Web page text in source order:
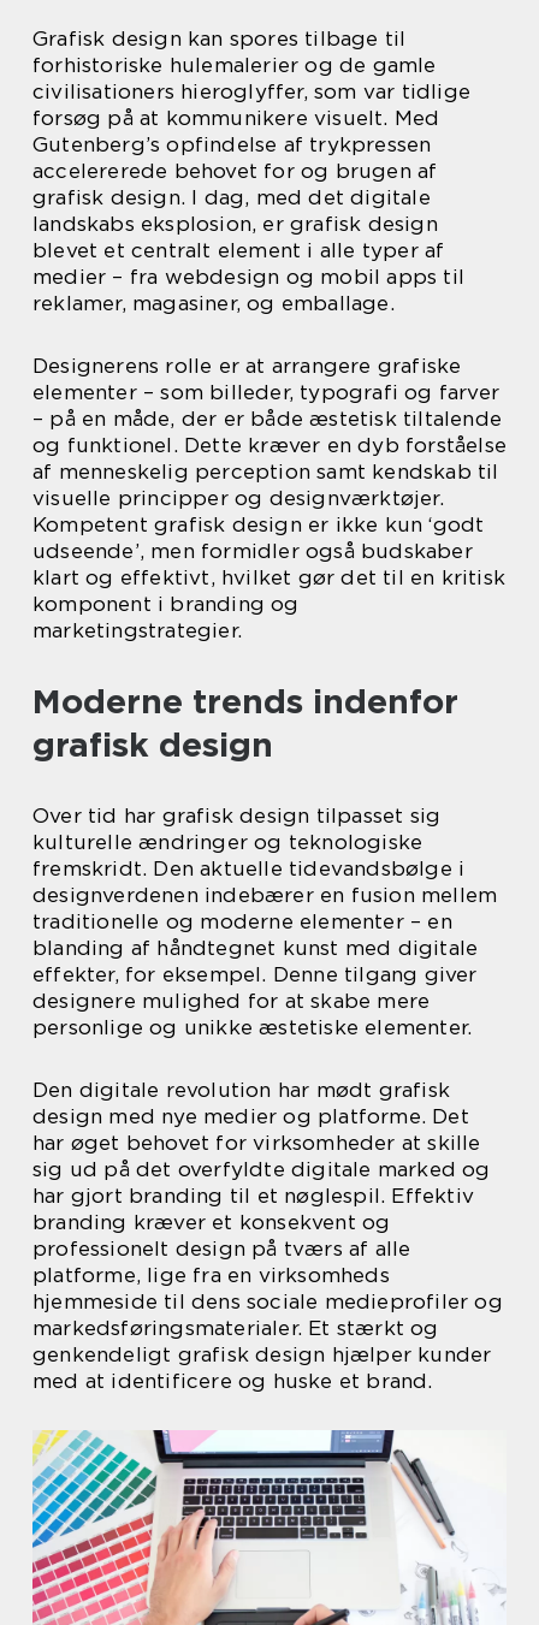
Grafisk design kan spores tilbage til
forhistoriske hulemalerier og de gamle
civilisationers hieroglyffer, som var tidlige
forsøg på at kommunikere visuelt. Med
Gutenberg’s opfindelse af trykpressen
accelererede behovet for og brugen af
grafisk design. I dag, med det digitale
landskabs eksplosion, er grafisk design
blevet et centralt element i alle typer af
medier – fra webdesign og mobil apps til
reklamer, magasiner, og emballage.
Designerens rolle er at arrangere grafiske
elementer – som billeder, typografi og farver
– på en måde, der er både æstetisk tiltalende
og funktionel. Dette kræver en dyb forståelse
af menneskelig perception samt kendskab til
visuelle principper og designværktøjer.
Kompetent grafisk design er ikke kun ‘godt
udseende’, men formidler også budskaber
klart og effektivt, hvilket gør det til en kritisk
komponent i branding og
marketingstrategier.
Moderne trends indenfor
grafisk design
Over tid har grafisk design tilpasset sig
kulturelle ændringer og teknologiske
fremskridt. Den aktuelle tidevandsbølge i
designverdenen indebærer en fusion mellem
traditionelle og moderne elementer – en
blanding af håndtegnet kunst med digitale
effekter, for eksempel. Denne tilgang giver
designere mulighed for at skabe mere
personlige og unikke æstetiske elementer.
Den digitale revolution har mødt grafisk
design med nye medier og platforme. Det
har øget behovet for virksomheder at skille
sig ud på det overfyldte digitale marked og
har gjort branding til et nøglespil. Effektiv
branding kræver et konsekvent og
professionelt design på tværs af alle
platforme, lige fra en virksomheds
hjemmeside til dens sociale medieprofiler og
markedsføringsmaterialer. Et stærkt og
genkendeligt grafisk design hjælper kunder
med at identificere og huske et brand.